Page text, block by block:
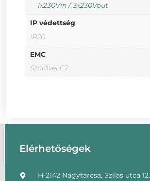
1x230Vin / 3x230Vout
IP védettség
IP20
EMC
Szűrővel C2
Elérhetőségek
H-2142 Nagytarcsa, Szilas utca 12.